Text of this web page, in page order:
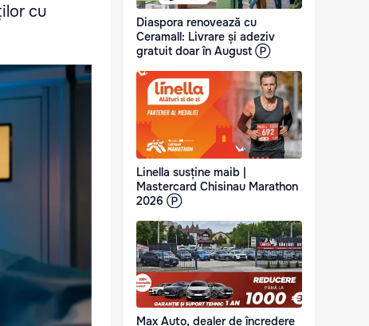
cu
Diaspora renovează cu
Ceramall: Livrare și adeziv
gratuit doar în August Ⓟ
Linella susține maib |
Mastercard Chisinau Marathon
2026 Ⓟ
Max Auto, dealer de încredere